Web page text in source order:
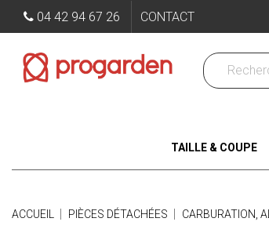
04 42 94 67 26 CONTACT
TAILLE & COUPE
ACCUEIL PIÈCES DÉTACHÉES CARBURATION,